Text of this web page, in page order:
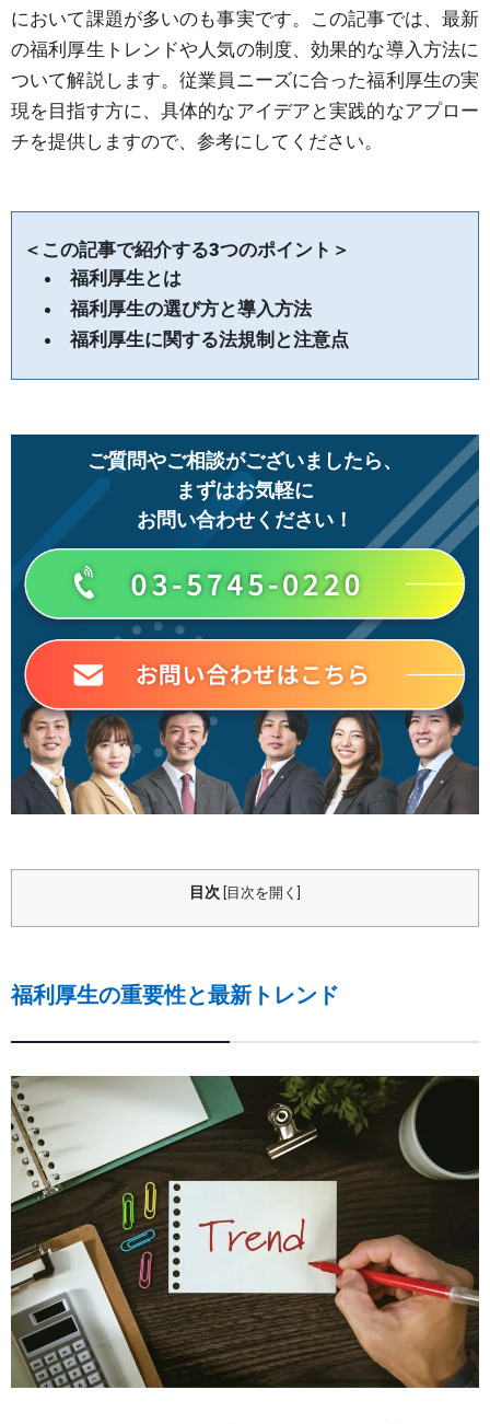
において課題が多いのも事実です。この記事では、最新
の福利厚生トレンドや人気の制度、効果的な導入方法に
ついて解説します。従業員ニーズに合った福利厚生の実
現を目指す方に、具体的なアイデアと実践的なアプロー
チを提供しますので、参考にしてください。
＜この記事で紹介する3つのポイント＞
福利厚生とは
福利厚生の選び方と導入方法
福利厚生に関する法規制と注意点
ご質問やご相談がございましたら、
まずはお気軽に
お問い合わせください！
目次 目次を開く
福利厚生の重要性と最新トレンド